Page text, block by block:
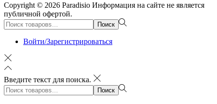
Copyright © 2026 Paradisio Информация на сайте не является
публичной офертой.
Поиск:>
Поиск
Войти/Зарегистрироваться
Введите текст для поиска.
Поиск:>
Поиск